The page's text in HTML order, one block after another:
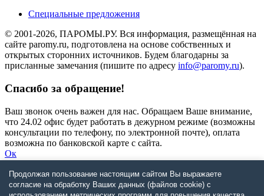
Специальные предложения
© 2001-2026, ПАРОМЫ.РУ. Вся информация, размещённая на
сайте paromy.ru, подготовлена на основе собственных и
открытых сторонних источников. Будем благодарны за
присланные замечания (пишите по адресу info@paromy.ru).
Спасибо за обращение!
Ваш звонок очень важен для нас. Обращаем Ваше внимание,
что 24.02 офис будет работать в дежурном режиме (возможны
консультации по телефону, по электронной почте), оплата
возможна по банковской карте с сайта.
Ок
Запрос не будет отправлен
Продолжая пользование настоящим сайтом Вы выражаете
согласие на обработку Ваших данных (файлов cookie) с